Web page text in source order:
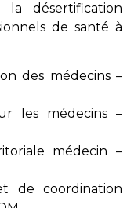
désertification
de santé à
des médecins –
les médecins –
médecin –
de coordination